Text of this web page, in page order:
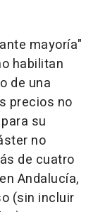
mayoría"
habilitan
de una
precios no
su
no
de cuatro
Andalucía,
(sin incluir